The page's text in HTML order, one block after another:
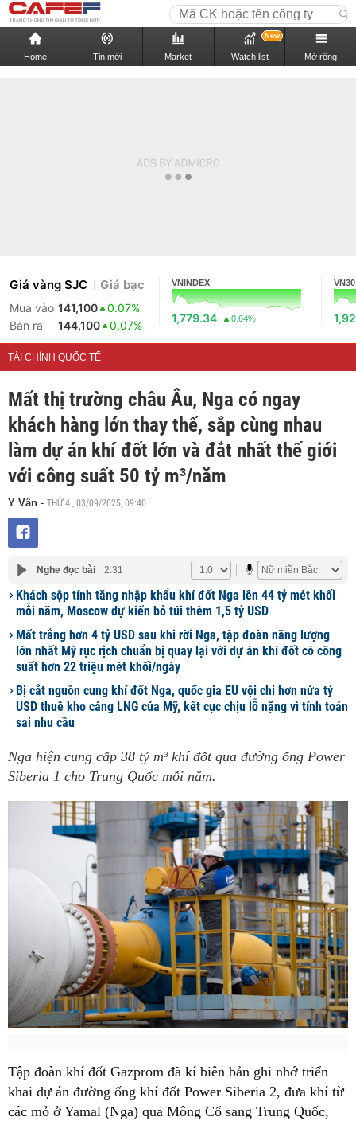
Home Tin mới Market Watch list
New
Mở rộng
Giá vàng SJC Giá bạc
Mua vào 141,100
0.07%
Bán ra
144,100 0.07%
VNINDEX
1,779.34 0.64%
VN30
TÀI CHÍNH QUỐC TẾ
Mất thị trường châu Âu, Nga có ngay
khách hàng lớn thay thế, sắp cùng nhau
làm dự án khí đốt lớn và đắt nhất thế giới
với công suất 50 tỷ m³/năm
Y Vân - THỨ 4 , 03/09/2025, 09:40
Nghe đọc bài 2:31
Khách sộp tính tăng nhập khẩu khí đốt Nga lên 44 tỷ mét khối
mỗi năm, Moscow dự kiến bỏ túi thêm 1,5 tỷ USD
Mất trắng hơn 4 tỷ USD sau khi rời Nga, tập đoàn năng lượng
lớn nhất Mỹ rục rịch chuẩn bị quay lại với dự án khí đốt có công
suất hơn 22 triệu mét khối/ngày
Bị cắt nguồn cung khí đốt Nga, quốc gia EU vội chi hơn nửa tỷ
USD thuê kho cảng LNG của Mỹ, kết cục chịu lỗ nặng vì tính toán
sai nhu cầu
Nga hiện cung cấp 38 tỷ m³ khí đốt qua đường ống Power
Siberia 1 cho Trung Quốc mỗi năm.
Tập đoàn khí đốt Gazprom đã kí biên bản ghi nhớ triển
khai dự án đường ống khí đốt Power Siberia 2, đưa khí từ
các mỏ ở Yamal (Nga) qua Mông Cổ sang Trung Quốc,